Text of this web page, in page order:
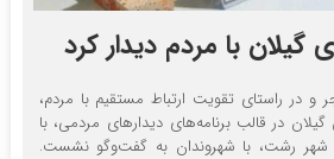
گیلان با مردم دیدار کرد
و در راستای تقویت ارتباط مستقیم با مردم،
در قالب برنامه‌های دیدارهای مردمی، با
رشت، با شهروندان به گفت‌وگو نشست.